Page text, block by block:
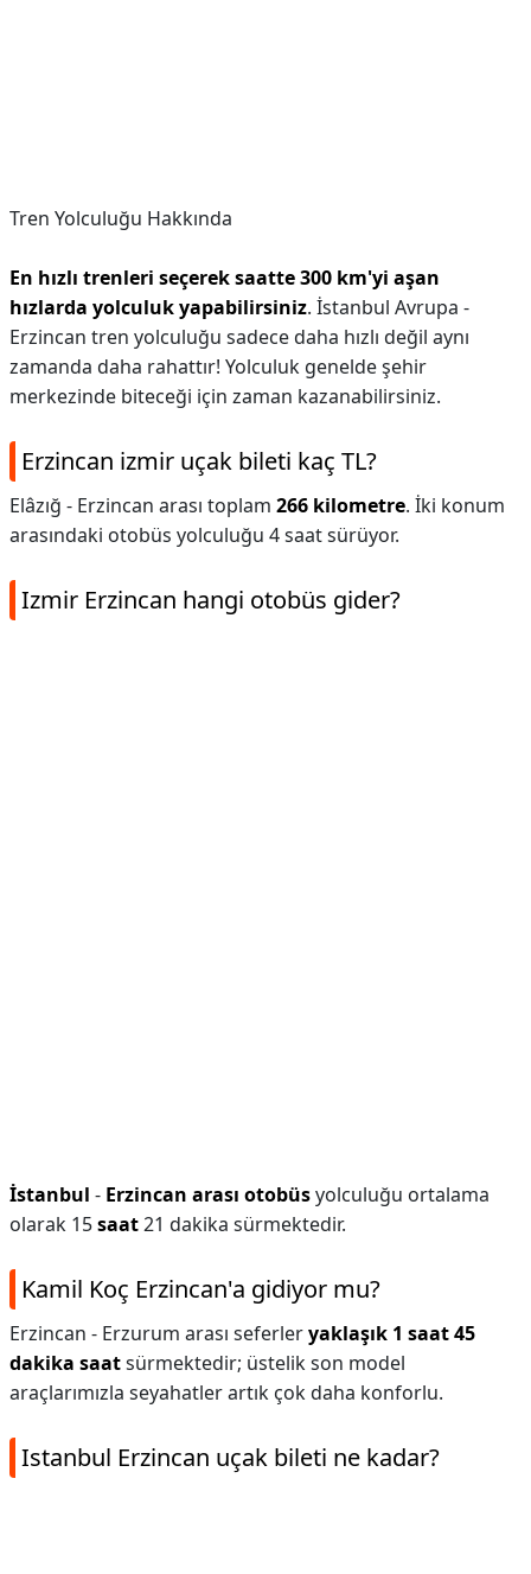
Tren Yolculuğu Hakkında
En hızlı trenleri seçerek saatte 300 km'yi aşan
hızlarda yolculuk yapabilirsiniz. İstanbul Avrupa -
Erzincan tren yolculuğu sadece daha hızlı değil aynı
zamanda daha rahattır! Yolculuk genelde şehir
merkezinde biteceği için zaman kazanabilirsiniz.
Erzincan izmir uçak bileti kaç TL?
Elâzığ - Erzincan arası toplam 266 kilometre. İki konum
arasındaki otobüs yolculuğu 4 saat sürüyor.
Izmir Erzincan hangi otobüs gider?
İstanbul - Erzincan arası otobüsyolculuğu ortalama
olarak 15saat21 dakika sürmektedir.
Kamil Koç Erzincan'a gidiyor mu?
Erzincan - Erzurum arası seferleryaklaşık 1 saat 45
dakika saatsürmektedir; üstelik son model
araçlarımızla seyahatler artık çok daha konforlu.
Istanbul Erzincan uçak bileti ne kadar?